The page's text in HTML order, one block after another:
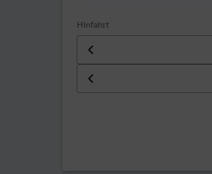
Hinfahrt
Datum der Hinfahrt
Uhrzeit der Hinfahrt